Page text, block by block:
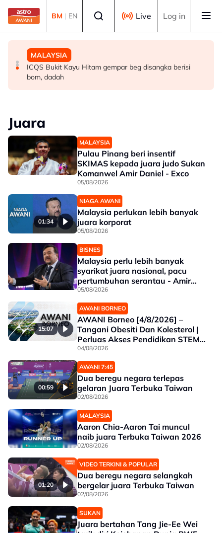
Skip to main content
BM | EN Live Log in
DUNIA
Pakistan, Arab Saudi, Turkiye tandatangani perjanjian
perkukuh pertahanan kolektif
DUNIA
Infantino nafi dakwaan UEFA bayar pampasan kepada
wanita didakwa kekasih
MALAYSIA
ICQS Bukit Kayu Hitam gempar beg disangka berisi
bom, dadah
Juara
MALAYSIA
Pulau Pinang beri insentif
SKIMAS kepada juara judo Sukan
Komanwel Amir Daniel - Exco
05/08/2026
01:34
NIAGA AWANI
Malaysia perlukan lebih banyak
juara korporat
05/08/2026
BISNES
Malaysia perlu lebih banyak
syarikat juara nasional, pacu
pertumbuhan serantau - Amir
Hamzah
05/08/2026
15:07
AWANI BORNEO
AWANI Borneo [4/8/2026] –
Tangani Obesiti Dan Kolesterol |
Perluas Akses Pendidikan STEM|
Sabah Intai Juara SUKMA
Selangor
04/08/2026
00:59
AWANI 7:45
Dua beregu negara terlepas
gelaran Juara Terbuka Taiwan
02/08/2026
MALAYSIA
Aaron Chia-Aaron Tai muncul
naib juara Terbuka Taiwan 2026
02/08/2026
01:20
VIDEO TERKINI & POPULAR
Dua beregu negara selangkah
bergelar juara Terbuka Taiwan
02/08/2026
SUKAN
Juara bertahan Tang Jie-Ee Wei